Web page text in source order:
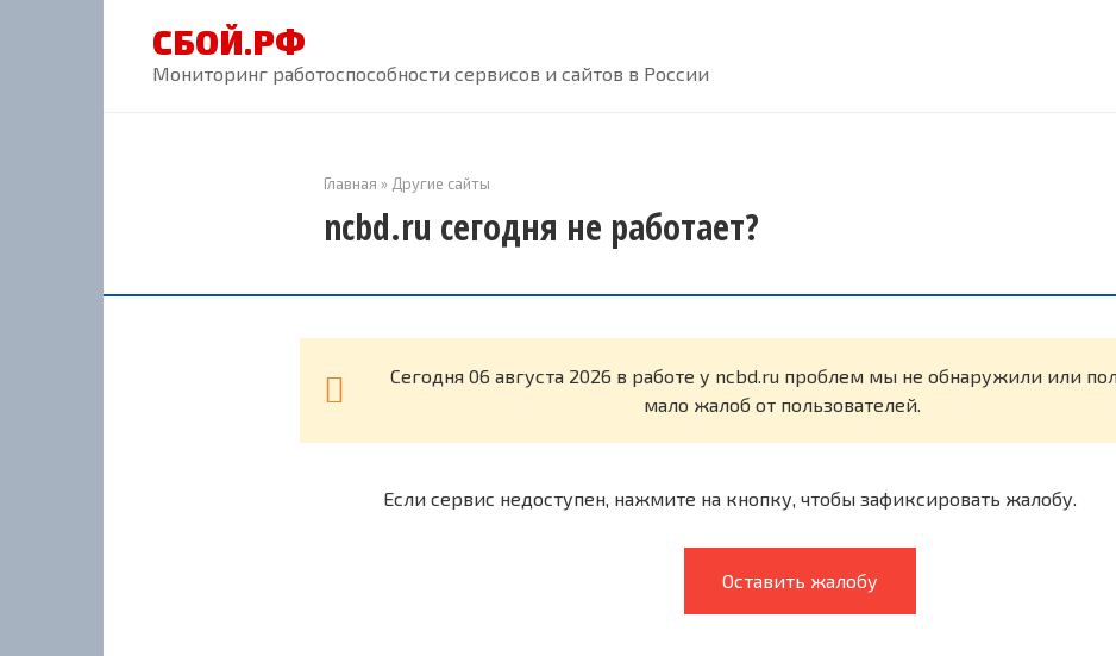
СБОЙ.РФ
Мониторинг работоспособности сервисов и сайтов в России
Главная » Другие сайты
ncbd.ru сегодня не работает?
Cегодня 06 августа 2026 в работе у ncbd.ru проблем мы не обнаружили или
мало жалоб от пользователей.
Если сервис недоступен, нажмите на кнопку, чтобы зафиксировать жалобу.
Оставить жалобу